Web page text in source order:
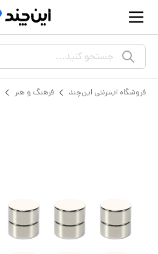
جستجو کنید...
فروشگاه اینترنتی این‌چند فرهنگ و هنر